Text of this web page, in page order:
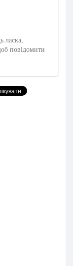
ласка,
повідомити